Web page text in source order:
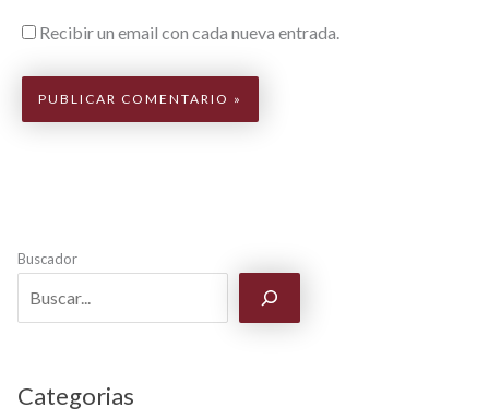
Recibir un email con cada nueva entrada.
Buscador
Categorias